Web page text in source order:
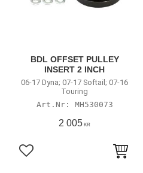
BDL OFFSET PULLEY
INSERT 2 INCH
06-17 Dyna; 07-17 Softail; 07-16
Touring
MH530073
2 005 KR
Lägg till i favoriter